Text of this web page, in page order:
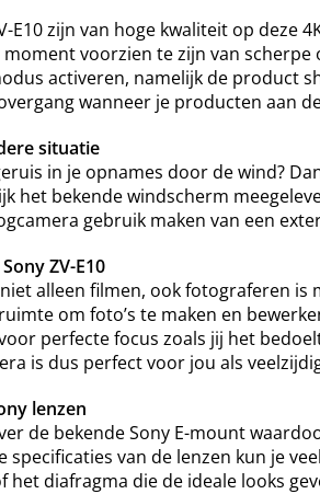
E10 zijn van hoge kwaliteit op deze
voorzien te zijn van
activeren, namelijk de product
wanneer je producten aan
situatie
in je opnames door de wind?
het bekende windscherm
gebruik maken van een
ZV-E10
niet alleen filmen, ook fotograferen
om foto’s te maken en
perfecte focus zoals jij het
is dus perfect voor jou als
lenzen
de bekende Sony E-mount
specificaties van de lenzen kun je
diafragma die de ideale looks